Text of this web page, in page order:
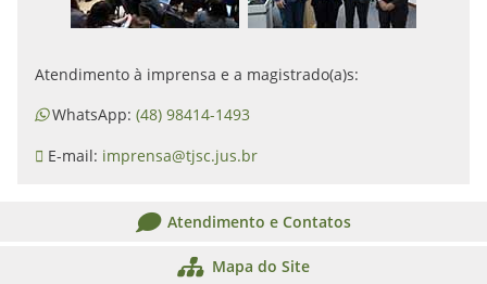
Atendimento à imprensa e a magistrado(a)s:
WhatsApp: (48) 98414-1493
E-mail: imprensa@tjsc.jus.br
Atendimento e Contatos
Mapa do Site